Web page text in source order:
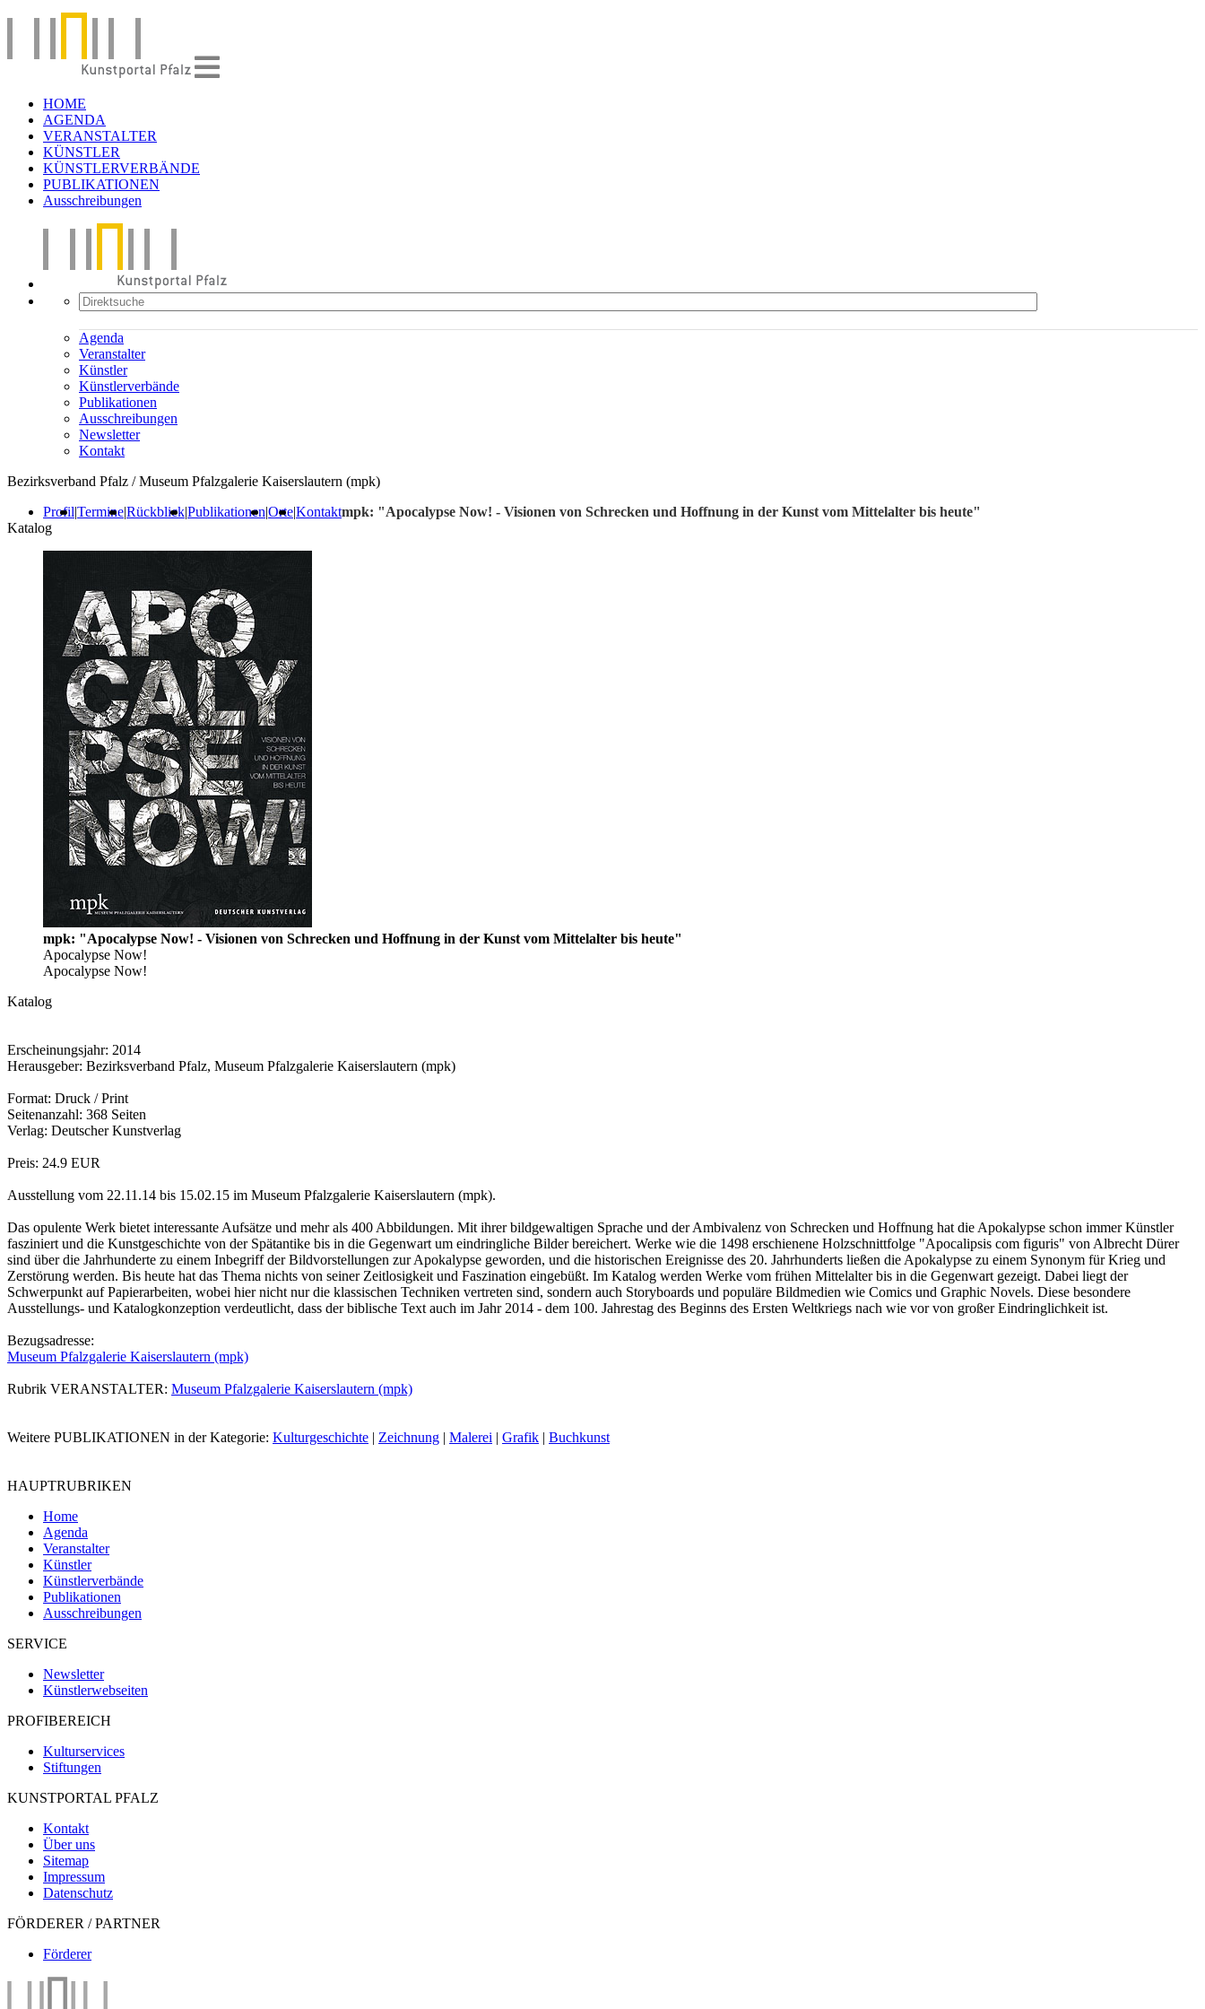
HOME
AGENDA
VERANSTALTER
KÜNSTLER
KÜNSTLERVERBÄNDE
PUBLIKATIONEN
Ausschreibungen
Agenda
Veranstalter
Künstler
Künstlerverbände
Publikationen
Ausschreibungen
Newsletter
Kontakt
Bezirksverband Pfalz / Museum Pfalzgalerie Kaiserslautern (mpk)
Profil|Termine|Rückblick|Publikationen|Orte|Kontaktmpk: "Apocalypse Now! - Visionen von Schrecken und Hoffnung in der Kunst vom Mittelalter bis heute"
Katalog
mpk: "Apocalypse Now! - Visionen von Schrecken und Hoffnung in der Kunst vom Mittelalter bis heute"
Apocalypse Now!
Apocalypse Now!
Katalog
Erscheinungsjahr: 2014
Herausgeber: Bezirksverband Pfalz, Museum Pfalzgalerie Kaiserslautern (mpk)
Format: Druck / Print
Seitenanzahl: 368 Seiten
Verlag: Deutscher Kunstverlag
Preis: 24.9 EUR
Ausstellung vom 22.11.14 bis 15.02.15 im Museum Pfalzgalerie Kaiserslautern (mpk).
Das opulente Werk bietet interessante Aufsätze und mehr als 400 Abbildungen. Mit ihrer bildgewaltigen Sprache und der Ambivalenz von Schrecken und Hoffnung hat die Apokalypse schon immer Künstler
fasziniert und die Kunstgeschichte von der Spätantike bis in die Gegenwart um eindringliche Bilder bereichert. Werke wie die 1498 erschienene Holzschnittfolge "Apocalipsis com figuris" von Albrecht Dürer
sind über die Jahrhunderte zu einem Inbegriff der Bildvorstellungen zur Apokalypse geworden, und die historischen Ereignisse des 20. Jahrhunderts ließen die Apokalypse zu einem Synonym für Krieg und
Zerstörung werden. Bis heute hat das Thema nichts von seiner Zeitlosigkeit und Faszination eingebüßt. Im Katalog werden Werke vom frühen Mittelalter bis in die Gegenwart gezeigt. Dabei liegt der
Schwerpunkt auf Papierarbeiten, wobei hier nicht nur die klassischen Techniken vertreten sind, sondern auch Storyboards und populäre Bildmedien wie Comics und Graphic Novels. Diese besondere
Ausstellungs- und Katalogkonzeption verdeutlicht, dass der biblische Text auch im Jahr 2014 - dem 100. Jahrestag des Beginns des Ersten Weltkriegs nach wie vor von großer Eindringlichkeit ist.
Bezugsadresse:
Museum Pfalzgalerie Kaiserslautern (mpk)
Rubrik VERANSTALTER: Museum Pfalzgalerie Kaiserslautern (mpk)
Weitere PUBLIKATIONEN in der Kategorie: Kulturgeschichte | Zeichnung | Malerei | Grafik | Buchkunst
HAUPTRUBRIKEN
Home
Agenda
Veranstalter
Künstler
Künstlerverbände
Publikationen
Ausschreibungen
SERVICE
Newsletter
Künstlerwebseiten
PROFIBEREICH
Kulturservices
Stiftungen
KUNSTPORTAL PFALZ
Kontakt
Über uns
Sitemap
Impressum
Datenschutz
FÖRDERER / PARTNER
Förderer